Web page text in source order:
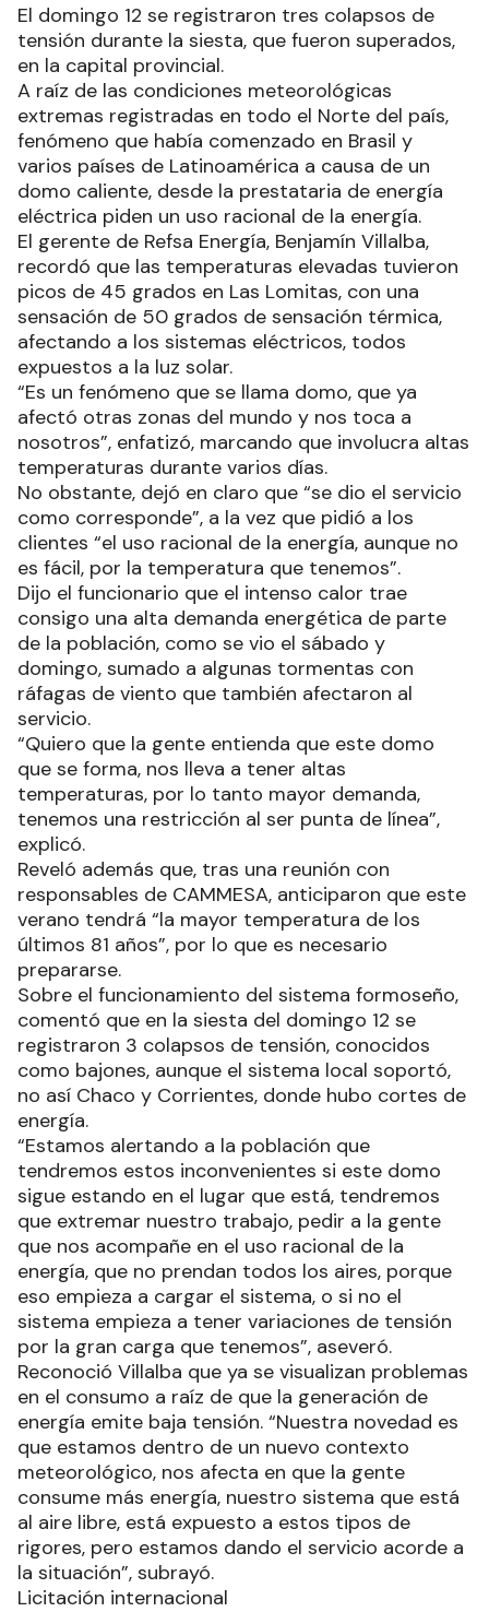
El domingo 12 se registraron tres colapsos de
tensión durante la siesta, que fueron superados,
en la capital provincial.
A raíz de las condiciones meteorológicas
extremas registradas en todo el Norte del país,
fenómeno que había comenzado en Brasil y
varios países de Latinoamérica a causa de un
domo caliente, desde la prestataria de energía
eléctrica piden un uso racional de la energía.
El gerente de Refsa Energía, Benjamín Villalba,
recordó que las temperaturas elevadas tuvieron
picos de 45 grados en Las Lomitas, con una
sensación de 50 grados de sensación térmica,
afectando a los sistemas eléctricos, todos
expuestos a la luz solar.
“Es un fenómeno que se llama domo, que ya
afectó otras zonas del mundo y nos toca a
nosotros”, enfatizó, marcando que involucra altas
temperaturas durante varios días.
No obstante, dejó en claro que “se dio el servicio
como corresponde”, a la vez que pidió a los
clientes “el uso racional de la energía, aunque no
es fácil, por la temperatura que tenemos”.
Dijo el funcionario que el intenso calor trae
consigo una alta demanda energética de parte
de la población, como se vio el sábado y
domingo, sumado a algunas tormentas con
ráfagas de viento que también afectaron al
servicio.
“Quiero que la gente entienda que este domo
que se forma, nos lleva a tener altas
temperaturas, por lo tanto mayor demanda,
tenemos una restricción al ser punta de línea”,
explicó.
Reveló además que, tras una reunión con
responsables de CAMMESA, anticiparon que este
verano tendrá “la mayor temperatura de los
últimos 81 años”, por lo que es necesario
prepararse.
Sobre el funcionamiento del sistema formoseño,
comentó que en la siesta del domingo 12 se
registraron 3 colapsos de tensión, conocidos
como bajones, aunque el sistema local soportó,
no así Chaco y Corrientes, donde hubo cortes de
energía.
“Estamos alertando a la población que
tendremos estos inconvenientes si este domo
sigue estando en el lugar que está, tendremos
que extremar nuestro trabajo, pedir a la gente
que nos acompañe en el uso racional de la
energía, que no prendan todos los aires, porque
eso empieza a cargar el sistema, o si no el
sistema empieza a tener variaciones de tensión
por la gran carga que tenemos”, aseveró.
Reconoció Villalba que ya se visualizan problemas
en el consumo a raíz de que la generación de
energía emite baja tensión. “Nuestra novedad es
que estamos dentro de un nuevo contexto
meteorológico, nos afecta en que la gente
consume más energía, nuestro sistema que está
al aire libre, está expuesto a estos tipos de
rigores, pero estamos dando el servicio acorde a
la situación”, subrayó.
Licitación internacional